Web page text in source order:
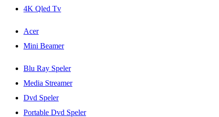
4K Qled Tv
Acer
Mini Beamer
Blu Ray Speler
Media Streamer
Dvd Speler
Portable Dvd Speler